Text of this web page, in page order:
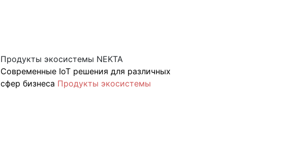
Продукты экосистемы NEKTA
Современные IoT решения для различных
сфер бизнеса Продукты экосистемы